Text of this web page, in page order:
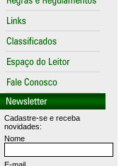
Cadastre-se e receba
novidades:
Nome